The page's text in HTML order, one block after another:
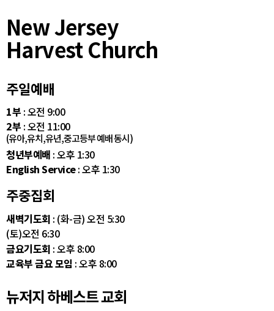
New Jersey
Harvest Church
주일예배
1부 : 오전 9:00
2부 : 오전 11:00
(유아,유치,유년,중고등부 예배 동시)
청년부예배 : 오후 1:30
English Service: 오후 1:30
주중집회
새벽기도회 : (화-금) 오전 5:30
(토)오전 6:30
금요기도회 : 오후 8:00
교육부 금요 모임 : 오후 8:00
뉴저지 하베스트 교회